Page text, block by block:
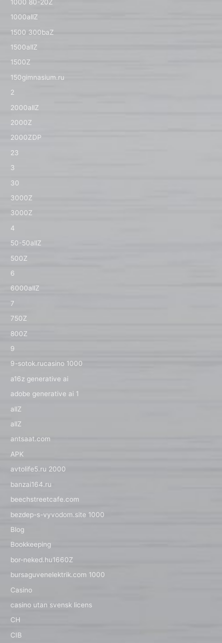
1000 80-20Z
1000allZ
1500 300baZ
1500allZ
1500Z
150gimnasium.ru
2
2000allZ
2000Z
2000ZDP
23
3
30
3000Z
3000Z
4
50-50allZ
500Z
6
6000allZ
7
750Z
800Z
9
9-sotok.rucasino 1000
a16z generative ai
adobe generative ai 1
allZ
allZ
antsaat.com
APK
avtolife5.ru 2000
banzai164.ru
beechstreetcafe.com
bezdep-s-vyvodom.site 1000
Blog
Bookkeeping
bor-neked.hu1660Z
bursaguvenelektrik.com 1000
Casino
casino utan svensk licens
CH
CIB